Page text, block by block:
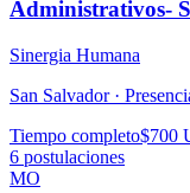
Administrativos-
Sinergia Humana
San Salvador ·
Tiempo completo$700
6 postulaciones
MO